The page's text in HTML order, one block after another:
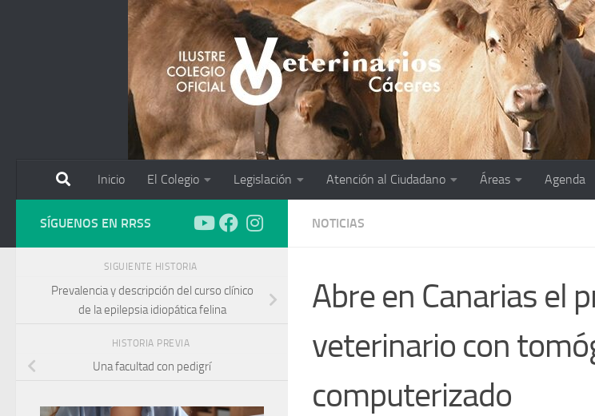
Inicio El Colegio Legislación Atención al Ciudadano Áreas Agenda
NOTICIAS
Abre en Canarias el
veterinario con
computerizado
SÍGUENOS EN RRSS
SIGUIENTE HISTORIA
Prevalencia y descripción del curso clínico
de la epilepsia idiopática felina
HISTORIA PREVIA
Una facultad con pedigrí